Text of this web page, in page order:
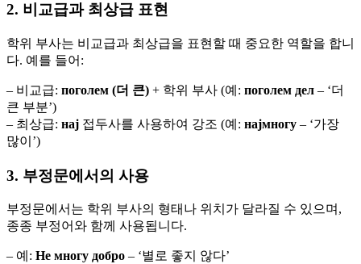
2. 비교급과 최상급 표현
학위 부사는 비교급과 최상급을 표현할 때 중요한 역할을 합니
다. 예를 들어:
– 비교급: поголем (더 큰) + 학위 부사 (예: поголем дел – ‘더
큰 부분’)
– 최상급: нај 접두사를 사용하여 강조 (예: најмногу – ‘가장
많이’)
3. 부정문에서의 사용
부정문에서는 학위 부사의 형태나 위치가 달라질 수 있으며,
종종 부정어와 함께 사용됩니다.
– 예: Не многу добро – ‘별로 좋지 않다’